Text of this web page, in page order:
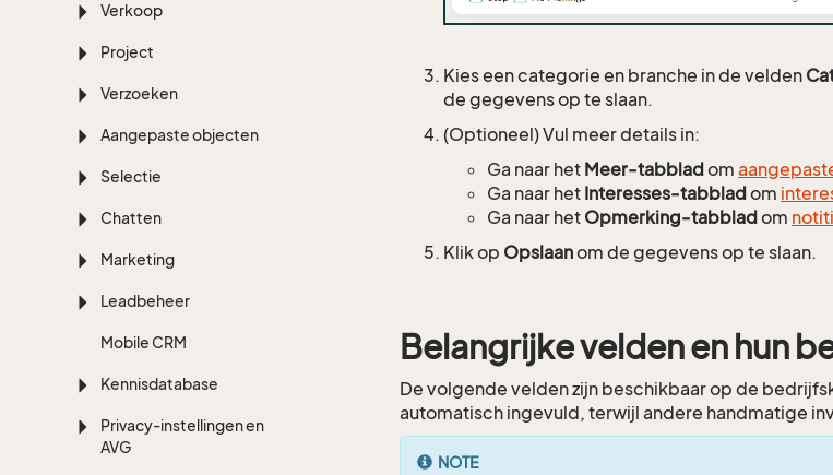
Verkoop
Project
Verzoeken
Aangepaste objecten
Selectie
Chatten
Marketing
Leadbeheer
Mobile CRM
Kennisdatabase
Privacy-instellingen en
AVG
Kies een categorie en branche in de velden
de gegevens op te slaan.
(Optioneel) Vul meer details in:
Ga naar het Meer-tabbladom
Ga naar het Interesses-tabbladom
Ga naar het Opmerking-tabbladom
Klik op Opslaanom de gegevens op te slaan.
Belangrijke velden en hun
De volgende velden zijn beschikbaar op de
automatisch ingevuld, terwijl andere handmatige
NOTE